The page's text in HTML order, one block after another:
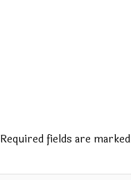
Required fields are marked